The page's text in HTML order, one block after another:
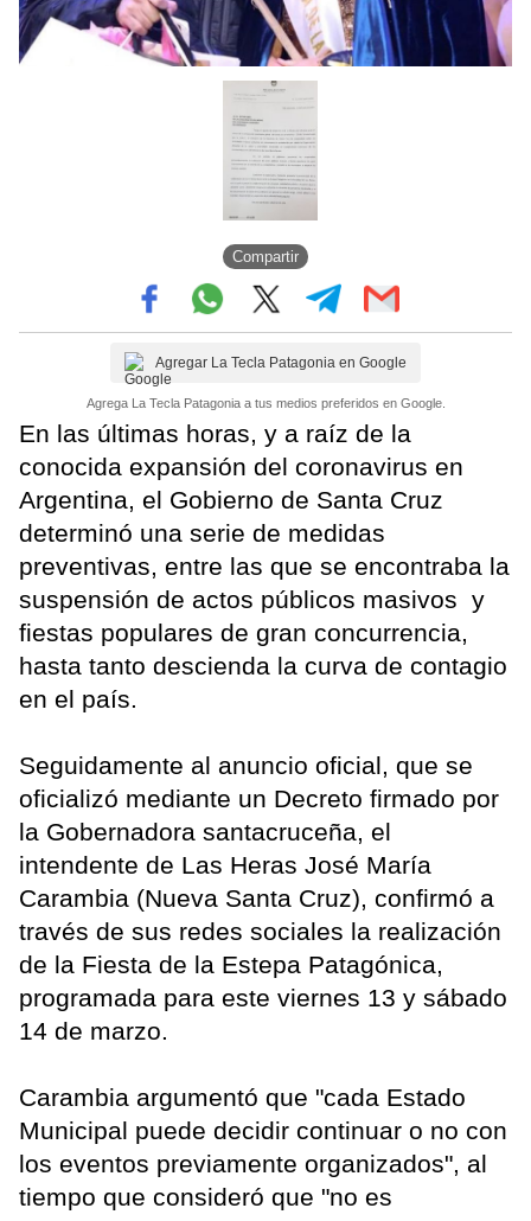
Compartir
Agregar La Tecla Patagonia en Google
Agrega La Tecla Patagonia a tus medios preferidos en Google.
En las últimas horas, y a raíz de la
conocida expansión del coronavirus en
Argentina, el Gobierno de Santa Cruz
determinó una serie de medidas
preventivas, entre las que se encontraba la
suspensión de actos públicos masivos y
fiestas populares de gran concurrencia,
hasta tanto descienda la curva de contagio
en el país.
Seguidamente al anuncio oficial, que se
oficializó mediante un Decreto firmado por
la Gobernadora santacruceña, el
intendente de Las Heras José María
Carambia (Nueva Santa Cruz), confirmó a
través de sus redes sociales la realización
de la Fiesta de la Estepa Patagónica,
programada para este viernes 13 y sábado
14 de marzo.
Carambia argumentó que "cada Estado
Municipal puede decidir continuar o no con
los eventos previamente organizados", al
tiempo que consideró que "no es